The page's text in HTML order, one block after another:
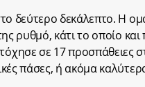
δεύτερο δεκάλεπτο. Η
ρυθμό, κάτι το οποίο
σε 17 προσπάθειες
πάσες, ή ακόμα